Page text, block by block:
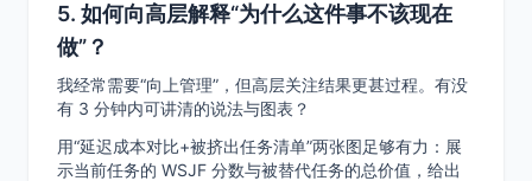
5. 如何向高层解释“为什么这件事不该现在
做”？
我经常需要“向上管理”，但高层关注结果更甚过程。有没
有 3 分钟内可讲清的说法与图表？
用“延迟成本对比+被挤出任务清单”两张图足够有力：展
示当前任务的 WSJF 分数与被替代任务的总价值，给出